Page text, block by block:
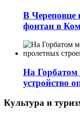
В Череповце
фонтан в
На Горбатом
устройство
Культура и